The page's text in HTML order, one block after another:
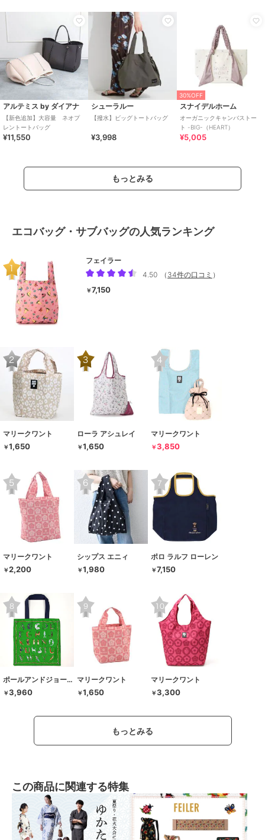
アルテミス by ダイアナ
【新色追加】大容量 ネオプ
レントートバッグ
¥11,550
シューラルー
【撥水】ビッグトートバッグ
¥3,998
30%OFF
スナイデルホーム
オーガニックキャンバストー
ト -BIG-（HEART）
¥5,005
もっとみる
エコバッグ・サブバッグの人気ランキング
フェイラー
4.50
（ 34件の口コミ ）
￥7,150
マリークワント
￥1,650
ローラ アシュレイ
￥1,650
マリークワント
￥3,850
マリークワント
￥2,200
シップス エニィ
￥1,980
ポロ ラルフ ローレン
￥7,150
ポールアンドジョーアクセソワ
￥3,960
マリークワント
￥1,650
マリークワント
￥3,300
もっとみる
この商品に関連する特集